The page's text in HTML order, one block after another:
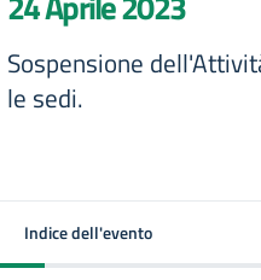
Sospensione
le sedi.
Indice dell'evento